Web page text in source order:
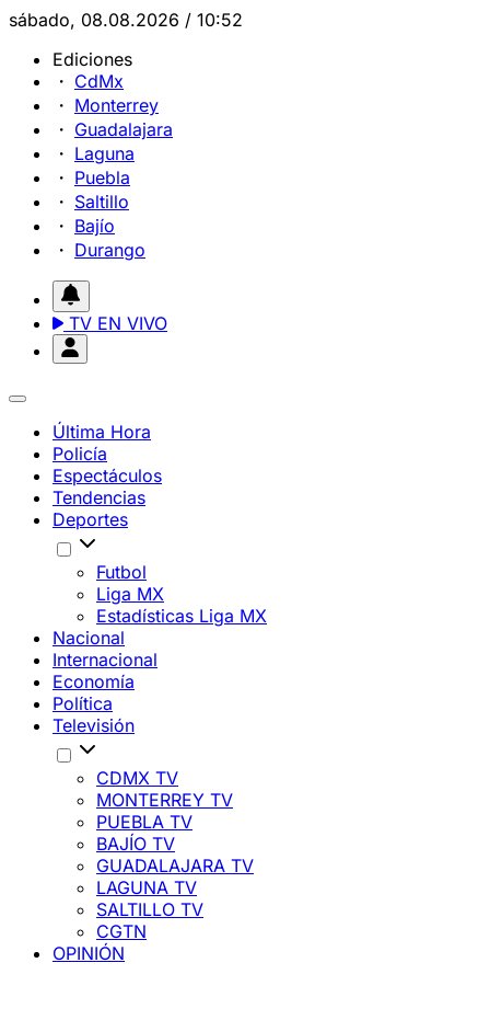
sábado, 08.08.2026 / 10:52
Ediciones
CdMx
Monterrey
Guadalajara
Laguna
Puebla
Saltillo
Bajío
Durango
TV EN VIVO
Última Hora
Policía
Espectáculos
Tendencias
Deportes
Futbol
Liga MX
Estadísticas Liga MX
Nacional
Internacional
Economía
Política
Televisión
CDMX TV
MONTERREY TV
PUEBLA TV
BAJÍO TV
GUADALAJARA TV
LAGUNA TV
SALTILLO TV
CGTN
OPINIÓN